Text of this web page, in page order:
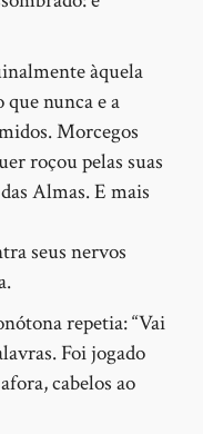
àquela
nunca e a
Morcegos
roçou pelas suas
Almas. E mais
seus nervos
repetia: “Vai
Foi jogado
cabelos ao